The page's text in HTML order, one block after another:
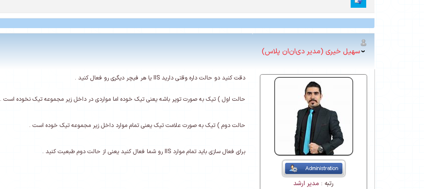
سهیل خیری (مدیر دی‌ان‌ان پلاس)
رتبه : مدیر ارشد
دقت کنید دو حالت داره وقتی دارید IIS یا هر فیچر دیگری رو فعال کنید .
حالت اول ) تیک به صورت توپر باشه یعنی تیک خوده اما مواردی در داخل زیر مجموعه تیک نخوده است .
حالت دوم ) تیک به صورت علامت تیک یعنی تمام موارد داخل زیر مجموعه تیک خوده است .
برای فعال سازی باید تمام موارد IIS رو شما فعال کنید یعنی از حالت دوم طبعیت کنید .